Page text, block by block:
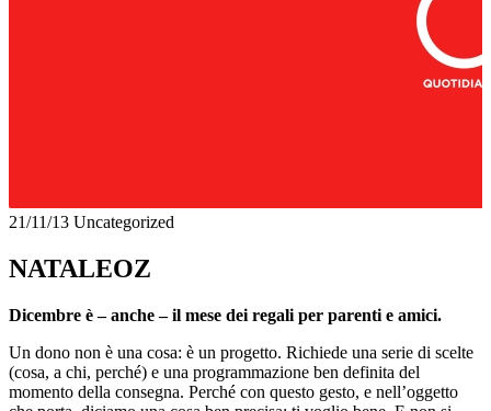
21/11/13 Uncategorized
NATALEOZ
Dicembre è – anche – il mese dei regali per parenti e amici.
Un dono non è una cosa: è un progetto. Richiede una serie di scelte
(cosa, a chi, perché) e una programmazione ben definita del
momento della consegna. Perché con questo gesto, e nell’oggetto